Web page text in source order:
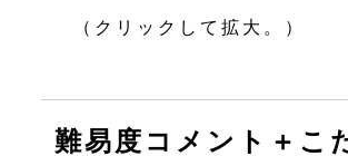
（クリックして拡大。）
難易度コメント＋こ